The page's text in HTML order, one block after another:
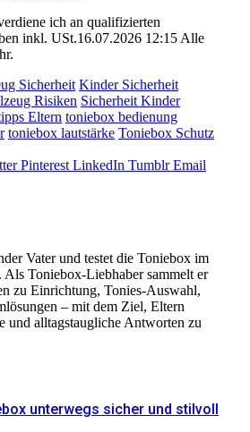
ich an qualifizierten
inkl. USt.16.07.2026 12:15 Alle
Sicherheit Kinder Sicherheit
Risiken Sicherheit Kinder
Eltern toniebox bedienung
toniebox lautstärke Toniebox Schutz
Pinterest LinkedIn Tumblr Email
Vater und testet die Toniebox im
Als Toniebox-Liebhaber sammelt er
zu Einrichtung, Tonies-Auswahl,
– mit dem Ziel, Eltern
und alltagstaugliche Antworten zu
unterwegs sicher und stilvoll